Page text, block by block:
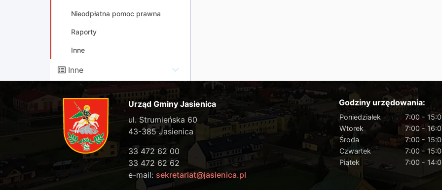
Nieodpłatna pomoc prawna
Raporty
Inne
Inne
Urząd Gminy Jasienica
ul. Strumieńska 60
43-385 Jasienica
33 472 62 00
33 472 62 62
e-mail: sekretariat@jasienica.pl
Godziny urzędowania:
Poniedziałek
7:00 -
Wtorek
7:00 -
Środa
7:00 -
Czwartek
7:00 -
Piątek
7:00 -